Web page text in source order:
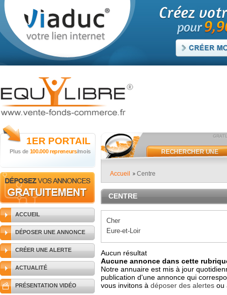
1ER PORTAIL
Plus de 100.000 repreneurs/mois
ACCUEIL
DÉPOSER UNE ANNONCE
CRÉER UNE ALERTE
ACTUALITÉ
PRÉSENTATION VIDÉO
RECHERCHER UNE
Accueil
Centre
CENTRE
Cher
Eure-et-Loir
Aucun résultat
Aucune annonce dans cette
Notre annuaire est mis à jour
publication d'une annonce qui
vous invitons à déposer des alertes ou